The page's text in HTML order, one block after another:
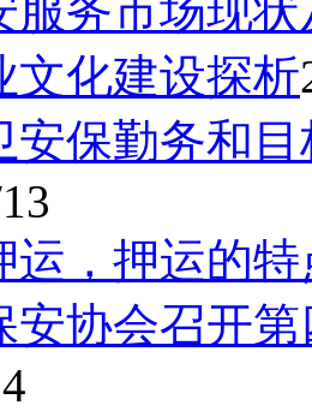
服务市场现
文化建设探析
安保勤务和
运，押运的
安协会召开